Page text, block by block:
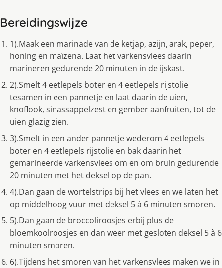
Bereidingswijze
1).Maak een marinade van de ketjap, azijn, arak, peper,
honing en maïzena. Laat het varkensvlees daarin
marineren gedurende 20 minuten in de ijskast.
2).Smelt 4 eetlepels boter en 4 eetlepels rijstolie
tesamen in een pannetje en laat daarin de uien,
knoflook, sinassappelzest en gember aanfruiten, tot de
uien glazig zien.
3).Smelt in een ander pannetje wederom 4 eetlepels
boter en 4 eetlepels rijstolie en bak daarin het
gemarineerde varkensvlees om en om bruin gedurende
20 minuten met het deksel op de pan.
4).Dan gaan de wortelstrips bij het vlees en we laten het
op middelhoog vuur met deksel 5 à 6 minuten smoren.
5).Dan gaan de broccoliroosjes erbij plus de
bloemkoolroosjes en dan weer met gesloten deksel 5 à 6
minuten smoren.
6).Tijdens het smoren van het varkensvlees maken we in